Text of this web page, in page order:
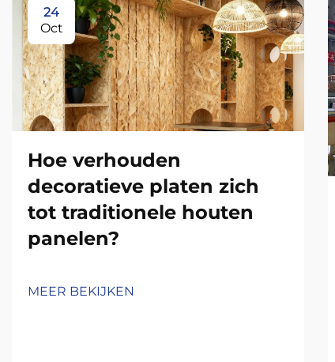
24
Oct
Hoe verhouden
decoratieve platen zich
tot traditionele houten
panelen?
MEER BEKIJKEN